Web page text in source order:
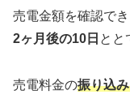
売電金額を確認で
2ヶ月後の10日 とと
売電料金の振り込